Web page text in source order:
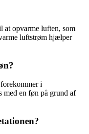
at opvarme luften, som
luftstrøm hjælper
i
med en føn på grund af